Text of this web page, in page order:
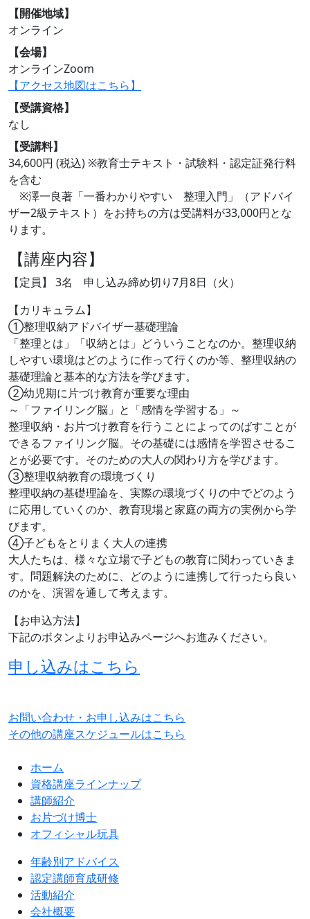
【開催地域】
オンライン
【会場】
オンラインZoom
【アクセス地図はこちら】
【受講資格】
なし
【受講料】
34,600円 (税込) ※教育士テキスト・試験料・認定証発行料
を含む
※澤一良著「一番わかりやすい 整理入門」（アドバイ
ザー2級テキスト）をお持ちの方は受講料が33,000円とな
ります。
【講座内容】
【定員】 3名 申し込み締め切り7月8日（火）
【カリキュラム】
①整理収納アドバイザー基礎理論
「整理とは」「収納とは」どういうことなのか。整理収納
しやすい環境はどのように作って行くのか等、整理収納の
基礎理論と基本的な方法を学びます。
②幼児期に片づけ教育が重要な理由
～「ファイリング脳」と「感情を学習する」～
整理収納・お片づけ教育を行うことによってのばすことが
できるファイリング脳。その基礎には感情を学習させるこ
とが必要です。そのための大人の関わり方を学びます。
③整理収納教育の環境づくり
整理収納の基礎理論を、実際の環境づくりの中でどのよう
に応用していくのか、教育現場と家庭の両方の実例から学
びます。
④子どもをとりまく大人の連携
大人たちは、様々な立場で子どもの教育に関わっていきま
す。問題解決のために、どのように連携して行ったら良い
のかを、演習を通して考えます。
【お申込方法】
下記のボタンよりお申込みページへお進みください。
申し込みはこちら
お問い合わせ・お申し込みはこちら
その他の講座スケジュールはこちら
ホーム
資格講座ラインナップ
講師紹介
お片づけ博士
オフィシャル玩具
年齢別アドバイス
認定講師育成研修
活動紹介
会社概要